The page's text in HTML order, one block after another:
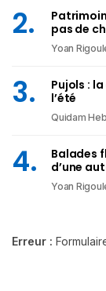
pas de
Yoan
Pujols :
l’été
Quidam
Balades
d’une
Yoan
Erreur :